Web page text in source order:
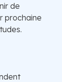
de
prochaine